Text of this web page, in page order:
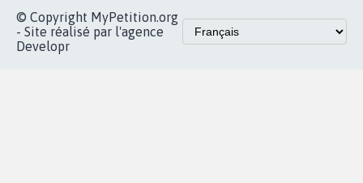
© Copyright MyPetition.org
- Site réalisé par l'agence
Developr